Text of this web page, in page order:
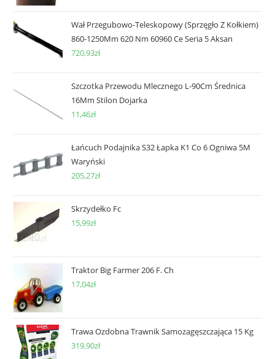
Wał Przegubowo-Teleskopowy (Sprzęgło Z Kołkiem)
860-1250Mm 620 Nm 60960 Ce Seria 5 Aksan
720,93zł
Szczotka Przewodu Mlecznego L-90Cm Średnica
16Mm Stilon Dojarka
11,46zł
Łańcuch Podajnika S32 Łapka K1 Co 6 Ogniwa 5M
Waryński
205,27zł
Skrzydełko Fc
15,99zł
Traktor Big Farmer 206 F. Ch
17,04zł
Trawa Ozdobna Trawnik Samozagęszczająca 15 Kg
319,90zł